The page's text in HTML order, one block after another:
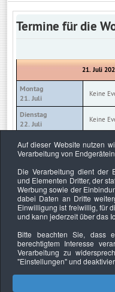
Termine für die
21. Juli
Montag
21. Juli
Keine
Dienstag
22. Juli
Keine
Mittwoch
23. Juli
Keine
24. Juli
Keine
Freitag
25. Juli
Keine
Samstag
Sonntag
27. Juli
Keine
Auf dieser Website nutzen
Verarbeitung von
Die Verarbeitung dient der
und Elementen Dritter, der
Werbung sowie der
dabei Daten an Dritte
Einwilligung ist freiwillig, für
und kann jederzeit über das
Bitte beachten Sie, dass
berechtigtem Interesse
Verarbeitung zu
"Einstellungen"und